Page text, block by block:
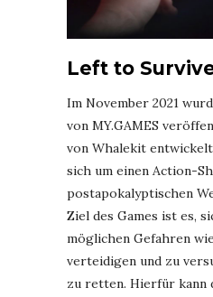
Left to
Im November 2021
von MY.GAMES
von Whalekit
sich um einen Action-
postapokalyptischen
Ziel des Games ist es,
möglichen Gefahren wie
verteidigen und zu
zu retten. Hierfür kann